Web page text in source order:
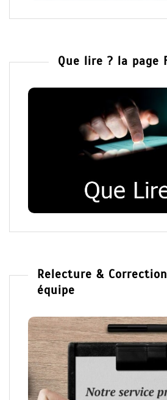
Que lire ? la page
Relecture &
équipe